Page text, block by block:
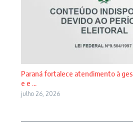
Paraná fortalece atendimento à
e e ...
julho 26, 2026